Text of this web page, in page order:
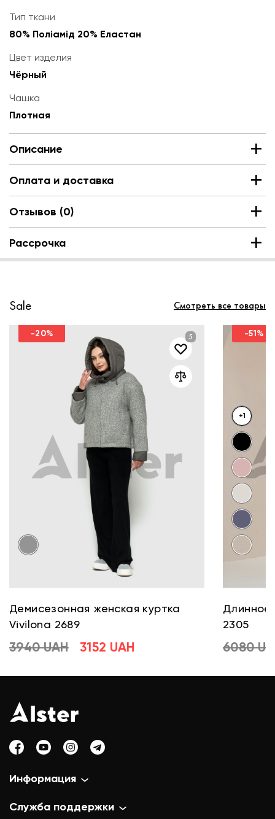
Тип ткани
80% Поліамід 20% Еластан
Цвет изделия
Чёрный
Чашка
Плотная
Описание
Оплата и доставка
Отзывов (0)
Рассрочка
Sale Смотреть все товары
-20%
Демисезонная женская куртка
Vivilona 2689
3940 UAH 3152 UAH
-51%
+1
Длинное
2305
6080
Информация
Служба поддержки